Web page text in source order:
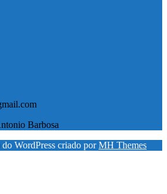
Barbosa
WordPress criado porMH Themes